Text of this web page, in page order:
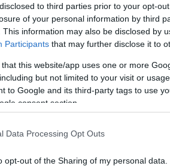
to third parties prior to your opt-
of your personal information by third
This information may also be disclosed by
Participants that may further disclose it to
that this website/app uses one or more
but not limited to your visit or
to Google and its third-party tags to use
consent section.
Data Processing Opt Outs
opt-out of the Sharing of my personal data.